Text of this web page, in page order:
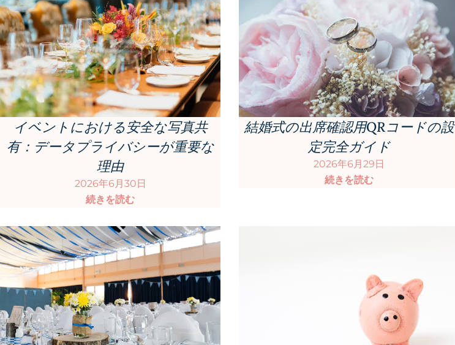
イベントにおける安全な写真共
有：データプライバシーが重要な
理由
2026年6月30日
続きを読む
結婚式の出席確認用QRコードの設
定完全ガイド
2026年6月29日
続きを読む